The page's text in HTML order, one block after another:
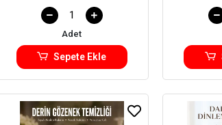
Adet
Sepete Ekle